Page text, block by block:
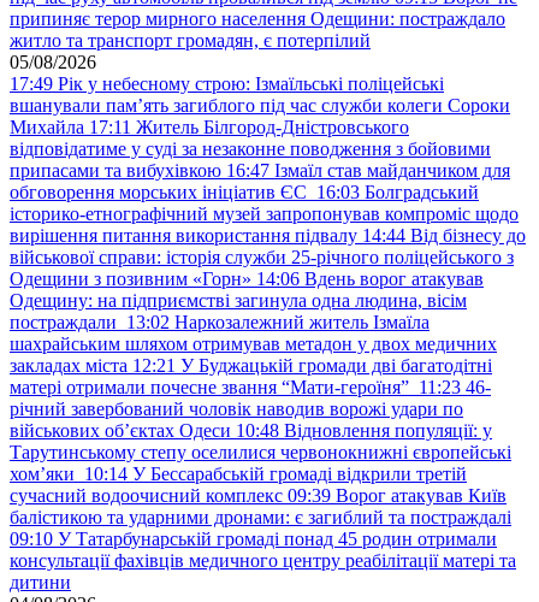
припиняє терор мирного населення Одещини: постраждало
житло та транспорт громадян, є потерпілий
05/08/2026
17:49 Рік у небесному строю: Ізмаїльські поліцейські
вшанували пам’ять загиблого під час служби колеги Сороки
Михайла 17:11 Житель Білгород-Дністровського
відповідатиме у суді за незаконне поводження з бойовими
припасами та вибухівкою 16:47 Ізмаїл став майданчиком для
обговорення морських ініціатив ЄС 16:03 Болградський
історико-етнографічний музей запропонував компроміс щодо
вирішення питання використання підвалу 14:44 Від бізнесу до
військової справи: історія служби 25-річного поліцейського з
Одещини з позивним «Горн» 14:06 Вдень ворог атакував
Одещину: на підприємстві загинула одна людина, вісім
постраждали 13:02 Наркозалежний житель Ізмаїла
шахрайським шляхом отримував метадон у двох медичних
закладах міста 12:21 У Буджацькій громади дві багатодітні
матері отримали почесне звання “Мати-героїня” 11:23 46-
річний завербований чоловік наводив ворожі удари по
військових обʼєктах Одеси 10:48 Відновлення популяції: у
Тарутинському степу оселилися червонокнижні європейські
хом’яки 10:14 У Бессарабській громаді відкрили третій
сучасний водоочисний комплекс 09:39 Ворог атакував Київ
балістикою та ударними дронами: є загиблий та постраждалі
09:10 У Татарбунарській громаді понад 45 родин отримали
консультації фахівців медичного центру реабілітації матері та
дитини